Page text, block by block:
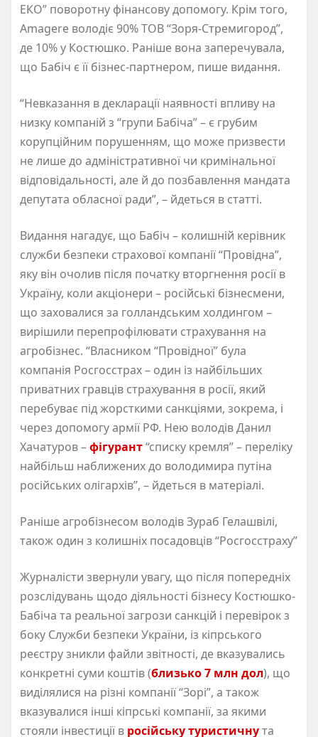
ЕКО” поворотну фінансову допомогу. Крім того,
Amagere володіє 90% ТОВ “Зоря-Стремигород”,
де 10% у Костюшко. Раніше вона заперечувала,
що Бабіч є її бізнес-партнером, пише видання.
“Невказання в декларації наявності впливу на
низку компаній з “групи Бабіча” – є грубим
корупційним порушенням, що може призвести
не лише до адміністративної чи кримінальної
відповідальності, але й до позбавлення мандата
депутата обласної ради”, – йдеться в статті.
Видання нагадує, що Бабіч – колишній керівник
служби безпеки страхової компанії “Провідна”,
яку він очолив після початку вторгнення росії в
Україну, коли акціонери – російські бізнесмени,
що заховалися за голландським холдингом –
вирішили перепрофілювати страхування на
агробізнес. “Власником “Провідної” була
компанія Росгосстрах – один із найбільших
приватних гравців страхування в росії, який
перебуває під жорсткими санкціями, зокрема, і
через допомогу армії РФ. Нею володів Данил
Хачатуров –фігурант“списку кремля” – переліку
найбільш наближених до володимира путіна
російських олігархів”, – йдеться в матеріалі.
Раніше агробізнесом володів Зураб Гелашвілі,
також один з колишніх посадовців “Росгосстраху”
Журналісти звернули увагу, що після попередніх
розслідувань щодо діяльності бізнесу Костюшко-
Бабіча та реальної загрози санкцій і перевірок з
боку Служби безпеки України, із кіпрського
реєстру зникли файли звітності, де вказувались
конкретні суми коштів (близько 7 млн дол), що
виділялися на різні компанії “Зорі”, а також
вказувалися інші кіпрські компанії, за якими
стояли інвестиції в російську туристичнута